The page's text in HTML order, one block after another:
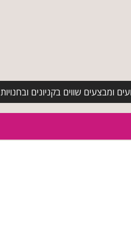
ומבצעים שווים בקניונים ובחנויות